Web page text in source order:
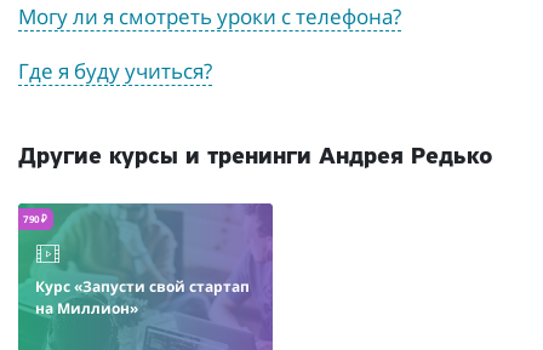
Могу ли я смотреть уроки с телефона?
Где я буду учиться?
Другие курсы и тренинги Андрея Редько
790 ₽
Курс «Запусти свой стартап
на Миллион»